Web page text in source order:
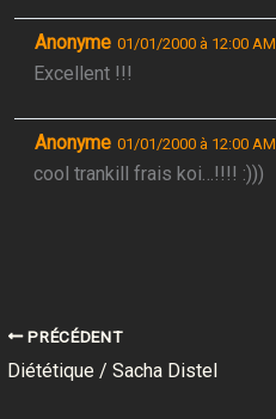
Anonyme 01/01/2000 à 12:00 AM
Excellent !!!
Anonyme 01/01/2000 à 12:00 AM
cool trankill frais koi…!!!! :)))
PRÉCÉDENT
Diététique / Sacha Distel